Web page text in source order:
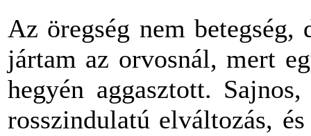
Az öregség nem
jártam az orvosnál, mert
hegyén aggasztott.
rosszindulatú elváltozás,